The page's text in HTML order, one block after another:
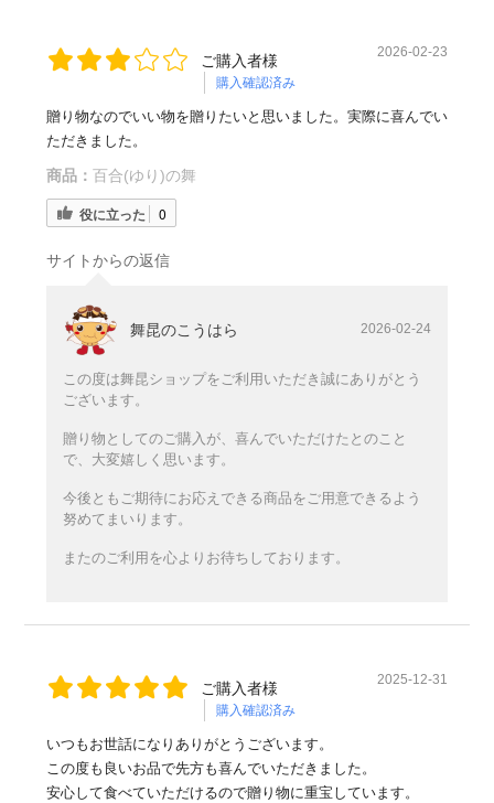
ご購入者様
購入確認済み
2026-02-23
贈り物なのでいい物を贈りたいと思いました。実際に喜んでい
ただきました。
商品： 百合(ゆり)の舞
役に立った 0
サイトからの返信
舞昆のこうはら 2026-02-24
この度は舞昆ショップをご利用いただき誠にありがとう
ございます。
贈り物としてのご購入が、喜んでいただけたとのこと
で、大変嬉しく思います。
今後ともご期待にお応えできる商品をご用意できるよう
努めてまいります。
またのご利用を心よりお待ちしております。
ご購入者様
購入確認済み
2025-12-31
いつもお世話になりありがとうございます。
この度も良いお品で先方も喜んでいただきました。
安心して食べていただけるので贈り物に重宝しています。